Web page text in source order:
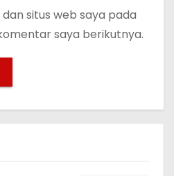
situs web saya pada
saya berikutnya.